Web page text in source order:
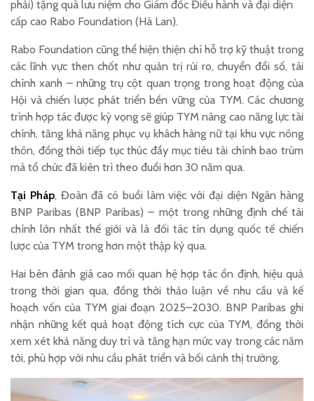
phải) tặng quà lưu niệm cho Giám đốc Điều hành và đại diện
cấp cao Rabo Foundation (Hà Lan).
Rabo Foundation cũng thể hiện thiện chí hỗ trợ kỹ thuật trong
các lĩnh vực then chốt như quản trị rủi ro, chuyển đổi số, tài
chính xanh – những trụ cột quan trọng trong hoạt động của
Hội và chiến lược phát triển bền vững của TYM. Các chương
trình hợp tác được kỳ vọng sẽ giúp TYM nâng cao năng lực tài
chính, tăng khả năng phục vụ khách hàng nữ tại khu vực nông
thôn, đồng thời tiếp tục thúc đẩy mục tiêu tài chính bao trùm
mà tổ chức đã kiên trì theo đuổi hơn 30 năm qua.
Tại Pháp, Đoàn đã có buổi làm việc với đại diện Ngân hàng
BNP Paribas (BNP Paribas) – một trong những định chế tài
chính lớn nhất thế giới và là đối tác tín dụng quốc tế chiến
lược của TYM trong hơn một thập kỷ qua.
Hai bên đánh giá cao mối quan hệ hợp tác ổn định, hiệu quả
trong thời gian qua, đồng thời thảo luận về nhu cầu và kế
hoạch vốn của TYM giai đoạn 2025–2030. BNP Paribas ghi
nhận những kết quả hoạt động tích cực của TYM, đồng thời
xem xét khả năng duy trì và tăng hạn mức vay trong các năm
tới, phù hợp với nhu cầu phát triển và bối cảnh thị trường.